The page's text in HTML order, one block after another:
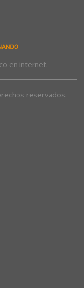
en internet.
reservados.